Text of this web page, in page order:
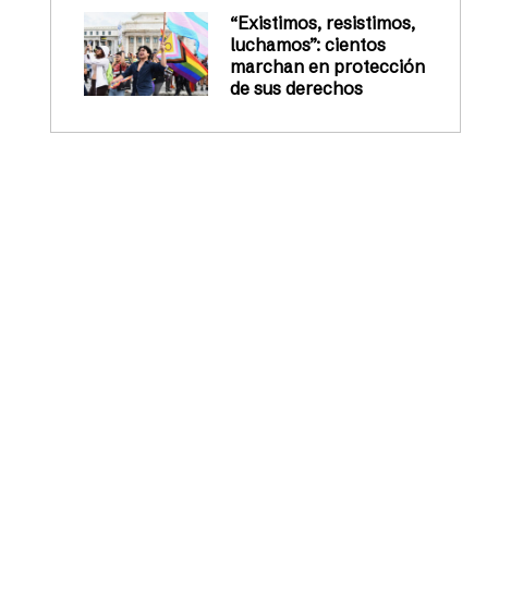
“Existimos, resistimos,
luchamos”: cientos
marchan en protección
de sus derechos